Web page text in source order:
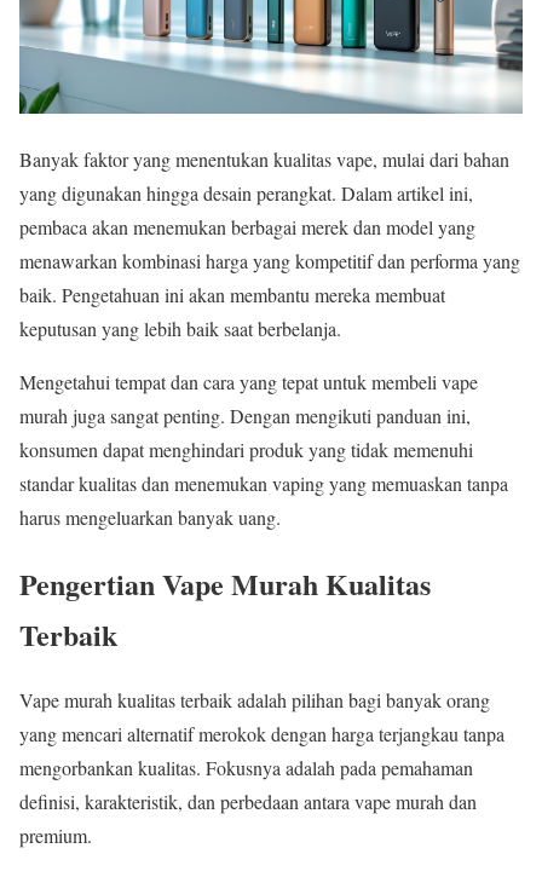
Banyak faktor yang menentukan kualitas vape, mulai dari bahan
yang digunakan hingga desain perangkat. Dalam artikel ini,
pembaca akan menemukan berbagai merek dan model yang
menawarkan kombinasi harga yang kompetitif dan performa yang
baik. Pengetahuan ini akan membantu mereka membuat
keputusan yang lebih baik saat berbelanja.
Mengetahui tempat dan cara yang tepat untuk membeli vape
murah juga sangat penting. Dengan mengikuti panduan ini,
konsumen dapat menghindari produk yang tidak memenuhi
standar kualitas dan menemukan vaping yang memuaskan tanpa
harus mengeluarkan banyak uang.
Pengertian Vape Murah Kualitas
Terbaik
Vape murah kualitas terbaik adalah pilihan bagi banyak orang
yang mencari alternatif merokok dengan harga terjangkau tanpa
mengorbankan kualitas. Fokusnya adalah pada pemahaman
definisi, karakteristik, dan perbedaan antara vape murah dan
premium.